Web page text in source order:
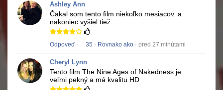
Ashley Ann
Čakal som tento film niekoľko mesiacov. a
nakoniec vyšiel tiež
Odpoveď· 35 · Rovnako ako · pred 27 minútami
Cheryl Lynn
Tento film The Nine Ages of Nakedness je
veľmi pekný a má kvalitu HD